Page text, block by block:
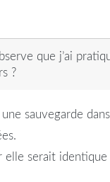
que j’ai
?
sauvegarde
elle serait